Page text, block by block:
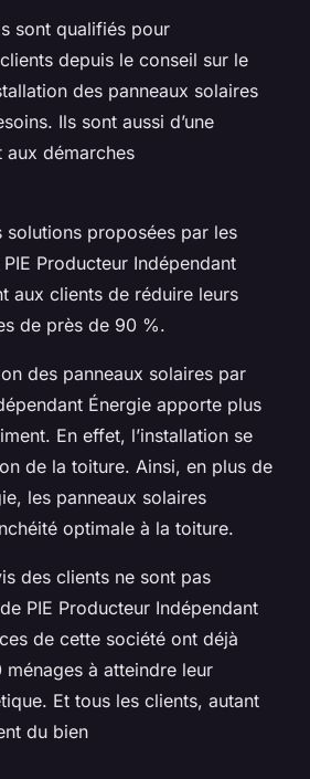
sont qualifiés pour
depuis le conseil sur le
des panneaux solaires
Ils sont aussi d’une
aux démarches
solutions proposées par les
Producteur Indépendant
aux clients de réduire leurs
de près de 90 %.
des panneaux solaires par
Énergie apporte plus
En effet, l’installation se
de la toiture. Ainsi, en plus de
les panneaux solaires
optimale à la toiture.
des clients ne sont pas
PIE Producteur Indépendant
de cette société ont déjà
à atteindre leur
Et tous les clients, autant
du bien